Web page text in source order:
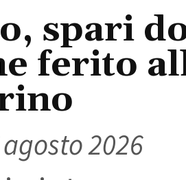
spari
ferito
2026